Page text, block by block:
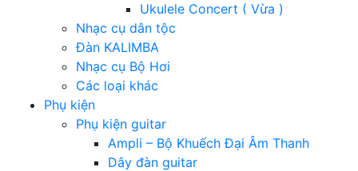
Ukulele Concert ( Vừa )
Nhạc cụ dân tộc
Đàn KALIMBA
Nhạc cụ Bộ Hơi
Các loại khác
Phụ kiện
Phụ kiện guitar
Ampli – Bộ Khuếch Đại Âm Thanh
Dây đàn guitar